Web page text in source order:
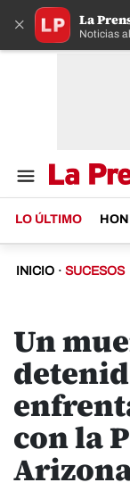
× La
Noticias
LO ÚLTIMO
INICIO · SUCESOS
Un
con la